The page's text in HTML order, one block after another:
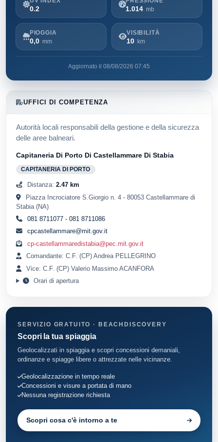
0.2 1.014 mb
PIOGGIA
0,0 mm
VISIBILITÀ
10 km
Aggiornato il 08/08/2026 07:45
UFFICI DI COMPETENZA
Autorità locali responsabili della gestione e della sicurezza
delle aree balneari.
Capitaneria Di Porto Di Castellammare Di Stabia
CAPITANERIA DI PORTO
Distanza: 2.47 km
Piazza Incrociatore S.Giorgio n. 4 - 80053 Castellammare di
Stabia (NA)
081 8711077 - 081 8711086
cpcastellammare@mit.gov.it
cp-castellammaredistabia@pec.mit.gov.it
Comandante: C.F. (CP) Andrea PELLEGRINO
Vice: C.F. (CP) Valerio Massimo ACANFORA
Orari di apertura
SERVIZIO GRATUITO · BEACHDISCOVERY
Scopri la tua spiaggia
Geolocalizzati in spiaggia e scopri concessioni demaniali,
ordinanze e spiagge libere o attrezzate nelle vicinanze.
Geolocalizzazione in tempo reale
Concessioni e visure a portata di mano
Nessuna registrazione richiesta
Scopri cosa c'è intorno a te